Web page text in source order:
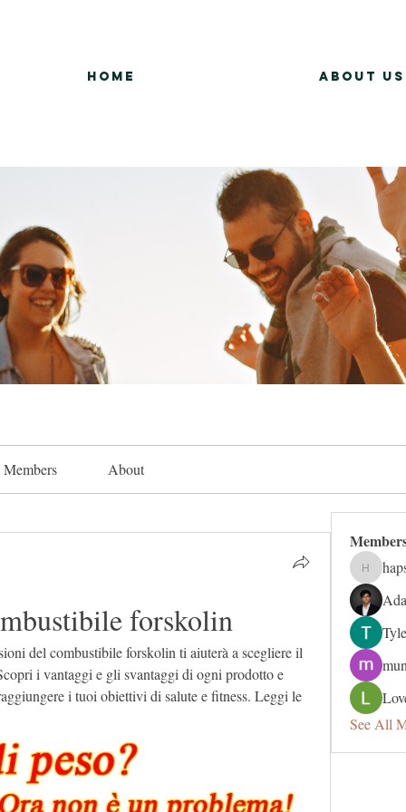
Home About Us
Members About
forskolin
del combustibile forskolin ti aiuterà a scegliere il
i vantaggi e gli svantaggi di ogni prodotto e
i tuoi obiettivi di salute e fitness. Leggi le
See All